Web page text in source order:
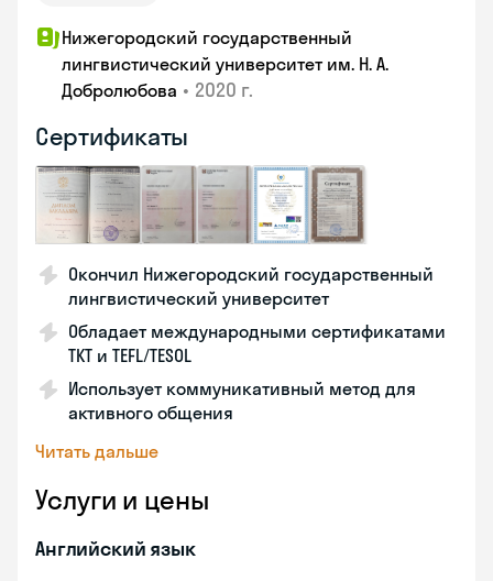
Нижегородский государственный
лингвистический университет им. Н. А.
Добролюбова • 2020 г.
Сертификаты
Окончил Нижегородский государственный
лингвистический университет
Обладает международными сертификатами
TKT и TEFL/TESOL
Использует коммуникативный метод для
активного общения
Читать дальше
Услуги и цены
Английский язык